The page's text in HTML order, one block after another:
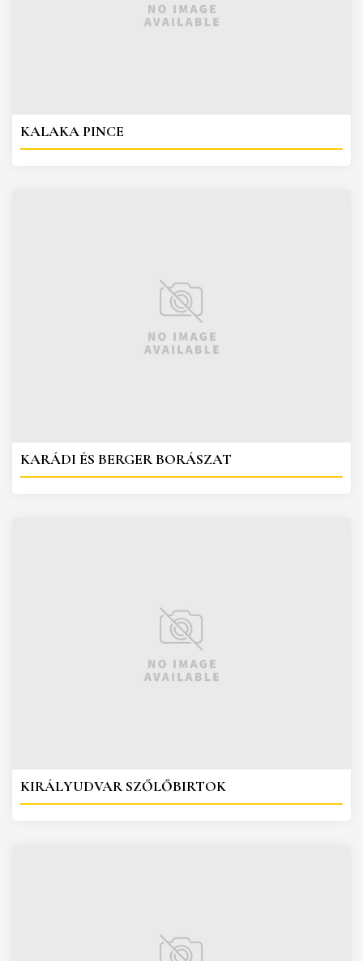
KALAKA PINCE
KARÁDI ÉS BERGER BORÁSZAT
KIRÁLYUDVAR SZŐLŐBIRTOK